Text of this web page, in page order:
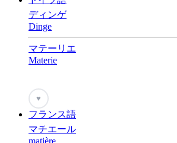
ディンゲ
Dinge
マテーリエ
Materie
♥
フランス語
マチエール